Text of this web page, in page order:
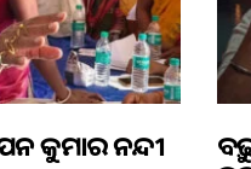
କୁମାର ନନ୍ଦୀ